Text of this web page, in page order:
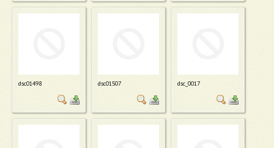
dsc01498 dsc01507 dsc_0017